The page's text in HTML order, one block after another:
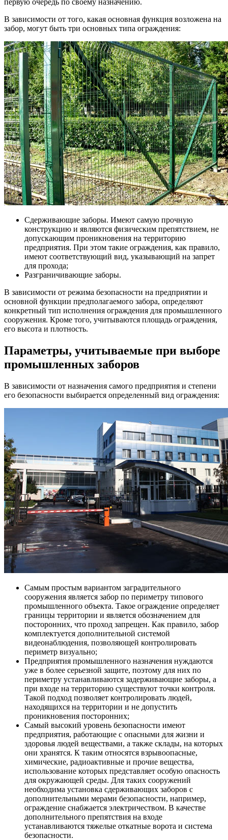
первую очередь по своему назначению.
В зависимости от того, какая основная функция возложена на
забор, могут быть три основных типа ограждения:
Сдерживающие заборы. Имеют самую прочную
конструкцию и являются физическим препятствием, не
допускающим проникновения на территорию
предприятия. При этом такие ограждения, как правило,
имеют соответствующий вид, указывающий на запрет
для прохода;
Разграничивающие заборы.
В зависимости от режима безопасности на предприятии и
основной функции предполагаемого забора, определяют
конкретный тип исполнения ограждения для промышленного
сооружения. Кроме того, учитываются площадь ограждения,
его высота и плотность.
Параметры, учитываемые при выборе
промышленных заборов
В зависимости от назначения самого предприятия и степени
его безопасности выбирается определенный вид ограждения:
Самым простым вариантом заградительного
сооружения является забор по периметру типового
промышленного объекта. Такое ограждение определяет
границы территории и является обозначением для
посторонних, что проход запрещен. Как правило, забор
комплектуется дополнительной системой
видеонаблюдения, позволяющей контролировать
периметр визуально;
Предприятия промышленного назначения нуждаются
уже в более серьезной защите, поэтому для них по
периметру устанавливаются задерживающие заборы, а
при входе на территорию существуют точки контроля.
Такой подход позволяет контролировать людей,
находящихся на территории и не допустить
проникновения посторонних;
Самый высокий уровень безопасности имеют
предприятия, работающие с опасными для жизни и
здоровья людей веществами, а также склады, на которых
они хранятся. К таким относятся взрывоопасные,
химические, радиоактивные и прочие вещества,
использование которых представляет особую опасность
для окружающей среды. Для таких сооружений
необходима установка сдерживающих заборов с
дополнительными мерами безопасности, например,
ограждение снабжается электричеством. В качестве
дополнительного препятствия на входе
устанавливаются тяжелые откатные ворота и система
безопасности.